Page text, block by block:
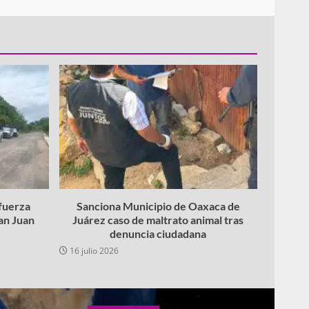
Juan
Sanciona Municipio de Oaxaca de
Juárez caso de maltrato animal tras
denuncia ciudadana
16 julio 2026